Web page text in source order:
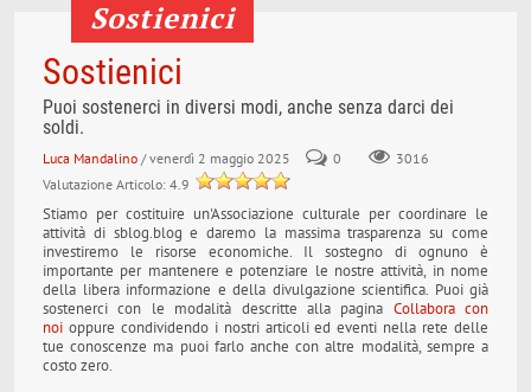
Sostienici
Sostienici
Puoi sostenerci in diversi modi, anche senza darci dei
soldi.
Luca Mandalino / venerdì 2 maggio 2025 0
3016
Valutazione Articolo: 4.9
Stiamo per costituire un'Associazione culturale per coordinare le
attività di sblog.blog e daremo la massima trasparenza su come
investiremo le risorse economiche. Il sostegno di ognuno è
importante per mantenere e potenziare le nostre attività, in nome
della libera informazione e della divulgazione scientifica. Puoi già
sostenerci con le modalità descritte alla pagina Collabora con
noi oppure condividendo i nostri articoli ed eventi nella rete delle
tue conoscenze ma puoi farlo anche con altre modalità, sempre a
costo zero.